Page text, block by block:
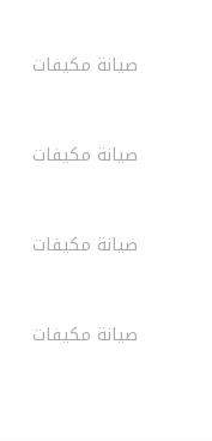
صيانة مكيفات
صيانة مكيفات
صيانة مكيفات
صيانة مكيفات